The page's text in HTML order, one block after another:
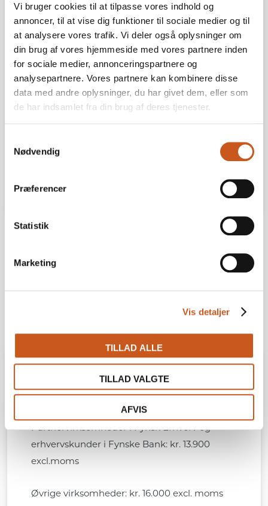
Vi bruger cookies til at tilpasse vores indhold og
annoncer, til at vise dig funktioner til sociale medier og til
at analysere vores trafik. Vi deler også oplysninger om
din brug af vores hjemmeside med vores partnere inden
for sociale medier, annonceringspartnere og
analysepartnere. Vores partnere kan kombinere disse
data med andre oplysninger, du har givet dem, eller som
de har indsamlet fra din brug af deres tjenester.
Nødvendig
Præferencer
Statistik
Marketing
Vis detaljer
TILLAD ALLE
TILLAD VALGTE
AFVIS
se denne video.
Praktisk information
Partnervirksomheder i Fynsk Erhverv og
erhvervskunder i Fynske Bank: kr. 13.900
excl.moms
Øvrige virksomheder: kr. 16.000 excl. moms